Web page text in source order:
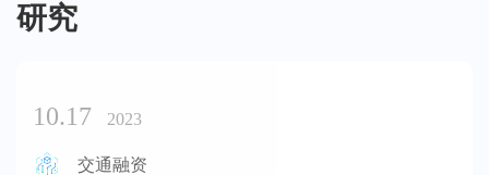
研究
10.17 2023
交通融资